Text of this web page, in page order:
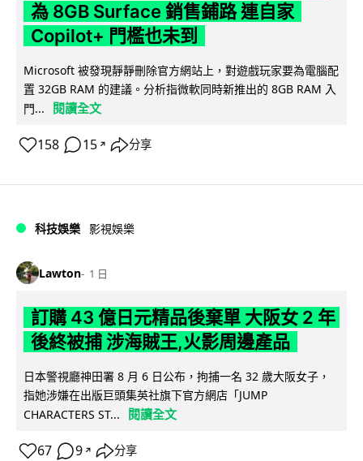
為 8GB Surface 銷售鋪路 連自家
Copilot+ 門檻也未到
Microsoft 被發現靜靜刪除官方網站上，對遊戲玩家要為電腦配
置 32GB RAM 的建議。分析指微軟同時新推出的 8GB RAM 入
門...
閱讀全文
158 15 ↗ 分享
科技娛樂 影視娛樂
Lawton 1 日
訂購 43 億日元精品後棄單 大阪女 2 年
後終被捕 涉海賊王,火影周邊產品
日本警視廳神田署 8 月 6 日公布，拘捕一名 32 歲大阪女子，
指她涉嫌在出版巨頭集英社旗下官方網店「JUMP
CHARACTERS ST...
閱讀全文
67 9 ↗ 分享